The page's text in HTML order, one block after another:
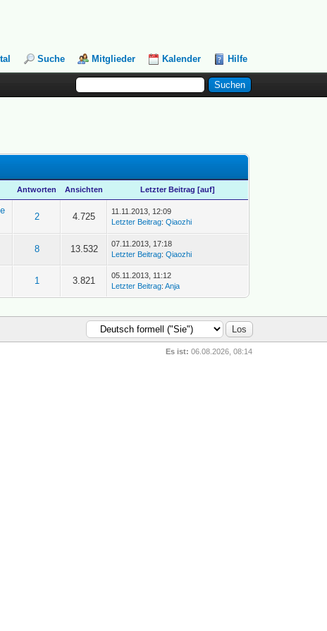
Suche Mitglieder Kalender Hilfe
Antworten Ansichten Letzter Beitrag [auf]
2 4.725
11.11.2013, 12:09
Letzter Beitrag:Qiaozhi
8 13.532
07.11.2013, 17:18
Letzter Beitrag:Qiaozhi
1 3.821
05.11.2013, 11:12
Letzter Beitrag:Anja
Es ist: 06.08.2026, 08:14